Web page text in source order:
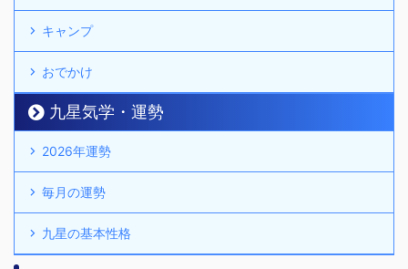
キャンプ
おでかけ
九星気学・運勢
2026年運勢
毎月の運勢
九星の基本性格